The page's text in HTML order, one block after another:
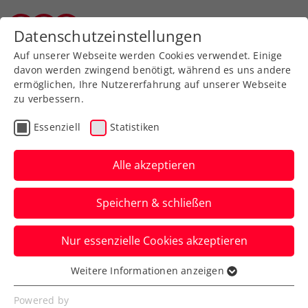
Zurück zur Newsübersicht
Turniere
BG Hallein belegt guten
Bundesfinale Tennisschulcup in
Grieskirchen
Verfasst von: , 19.06.2023
Datenschutzeinstellungen
Auf unserer Webseite werden Cookies verwendet. Einige
davon werden zwingend benötigt, während es uns andere
ermöglichen, Ihre Nutzererfahrung auf unserer Webseite
zu verbessern.
Essenziell Statistiken
Alle akzeptieren
Speichern & schließen
Nur essenzielle Cookies akzeptieren
Essenziell
Essenzielle Cookies werden für grundlegende
Weitere Informationen anzeigen
Powered by